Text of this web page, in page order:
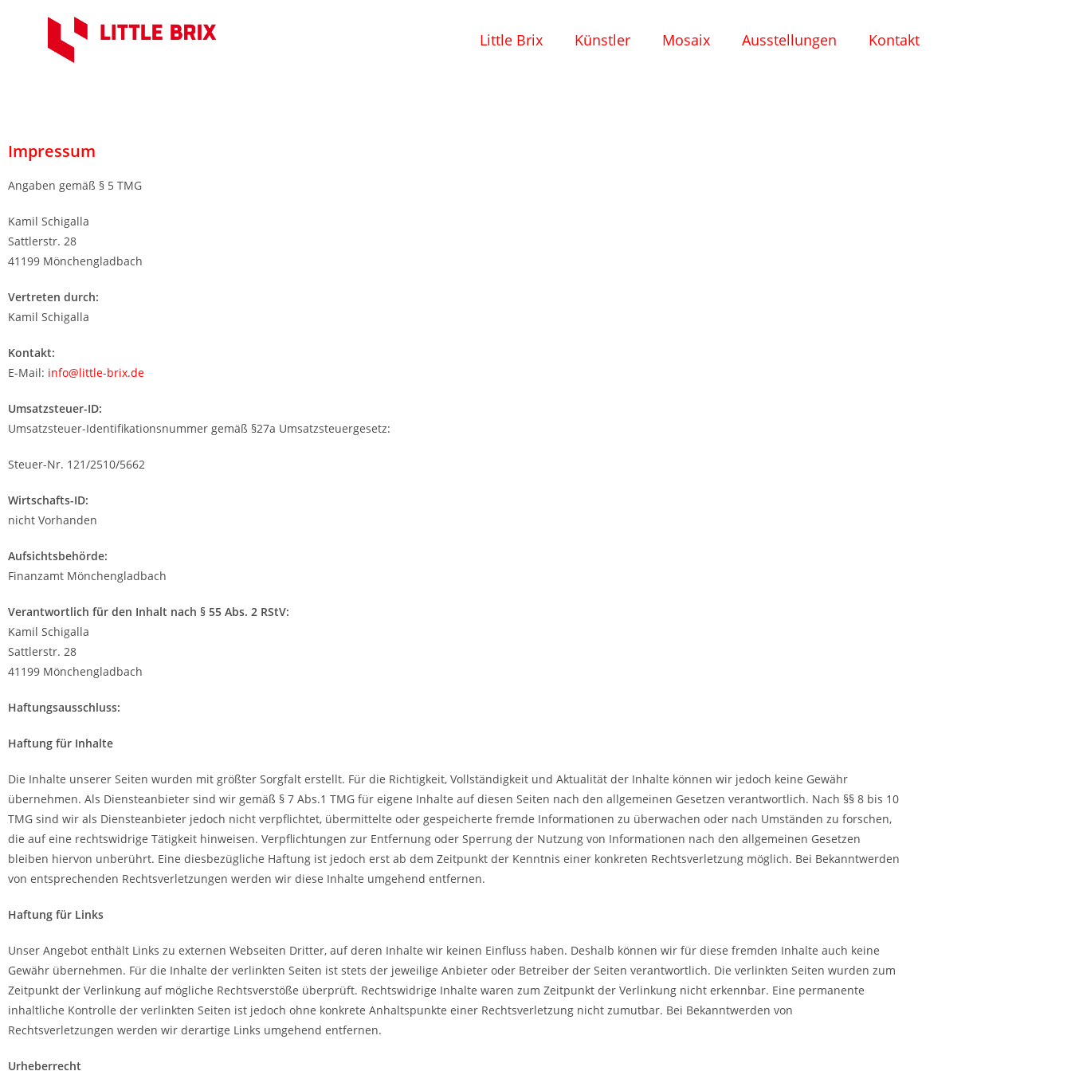
Little Brix Künstler Mosaix Ausstellungen Kontakt
Impressum
Angaben gemäß § 5 TMG
Kamil Schigalla
Sattlerstr. 28
41199 Mönchengladbach
Vertreten durch:
Kamil Schigalla
Kontakt:
E-Mail: info@little-brix.de
Umsatzsteuer-ID:
Umsatzsteuer-Identifikationsnummer gemäß §27a Umsatzsteuergesetz:
Steuer-Nr. 121/2510/5662
Wirtschafts-ID:
nicht Vorhanden
Aufsichtsbehörde:
Finanzamt Mönchengladbach
Verantwortlich für den Inhalt nach § 55 Abs. 2 RStV:
Kamil Schigalla
Sattlerstr. 28
41199 Mönchengladbach
Haftungsausschluss:
Haftung für Inhalte
Die Inhalte unserer Seiten wurden mit größter Sorgfalt erstellt. Für die Richtigkeit, Vollständigkeit und Aktualität der Inhalte können wir jedoch keine Gewähr
übernehmen. Als Diensteanbieter sind wir gemäß § 7 Abs.1 TMG für eigene Inhalte auf diesen Seiten nach den allgemeinen Gesetzen verantwortlich. Nach §§ 8 bis 10
TMG sind wir als Diensteanbieter jedoch nicht verpflichtet, übermittelte oder gespeicherte fremde Informationen zu überwachen oder nach Umständen zu forschen,
die auf eine rechtswidrige Tätigkeit hinweisen. Verpflichtungen zur Entfernung oder Sperrung der Nutzung von Informationen nach den allgemeinen Gesetzen
bleiben hiervon unberührt. Eine diesbezügliche Haftung ist jedoch erst ab dem Zeitpunkt der Kenntnis einer konkreten Rechtsverletzung möglich. Bei Bekanntwerden
von entsprechenden Rechtsverletzungen werden wir diese Inhalte umgehend entfernen.
Haftung für Links
Unser Angebot enthält Links zu externen Webseiten Dritter, auf deren Inhalte wir keinen Einfluss haben. Deshalb können wir für diese fremden Inhalte auch keine
Gewähr übernehmen. Für die Inhalte der verlinkten Seiten ist stets der jeweilige Anbieter oder Betreiber der Seiten verantwortlich. Die verlinkten Seiten wurden zum
Zeitpunkt der Verlinkung auf mögliche Rechtsverstöße überprüft. Rechtswidrige Inhalte waren zum Zeitpunkt der Verlinkung nicht erkennbar. Eine permanente
inhaltliche Kontrolle der verlinkten Seiten ist jedoch ohne konkrete Anhaltspunkte einer Rechtsverletzung nicht zumutbar. Bei Bekanntwerden von
Rechtsverletzungen werden wir derartige Links umgehend entfernen.
Urheberrecht